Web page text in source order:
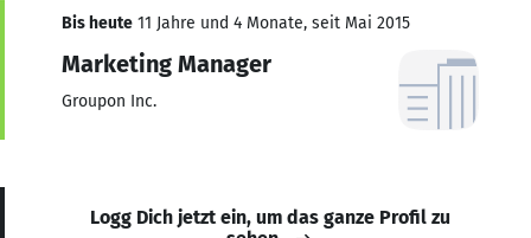
Bis heute 11 Jahre und 4 Monate, seit Mai 2015
Marketing Manager
Groupon Inc.
Logg Dich jetzt ein, um das ganze Profil zu